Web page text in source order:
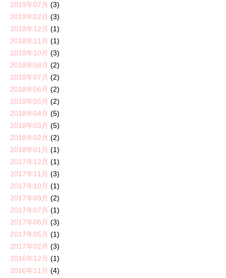
2019年07月 (3)
2019年02月 (3)
2018年12月 (1)
2018年11月 (1)
2018年10月 (3)
2018年08月 (2)
2018年07月 (2)
2018年06月 (2)
2018年05月 (2)
2018年04月 (5)
2018年03月 (5)
2018年02月 (2)
2018年01月 (1)
2017年12月 (1)
2017年11月 (3)
2017年10月 (1)
2017年09月 (2)
2017年07月 (1)
2017年06月 (3)
2017年05月 (1)
2017年02月 (3)
2016年12月 (1)
2016年11月 (4)